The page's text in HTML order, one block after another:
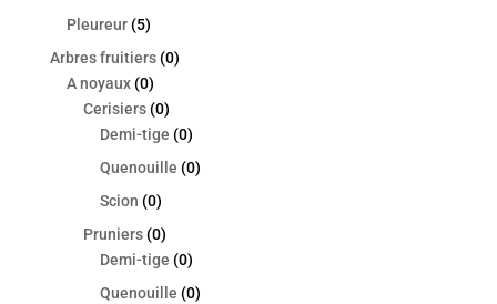
Pleureur (5)
Arbres fruitiers (0)
A noyaux (0)
Cerisiers (0)
Demi-tige (0)
Quenouille (0)
Scion (0)
Pruniers (0)
Demi-tige (0)
Quenouille (0)